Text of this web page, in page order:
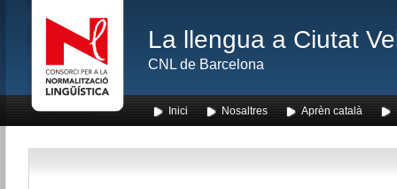
La llengua a Ciutat
CNL de Barcelona
Inici Nosaltres Aprèn català